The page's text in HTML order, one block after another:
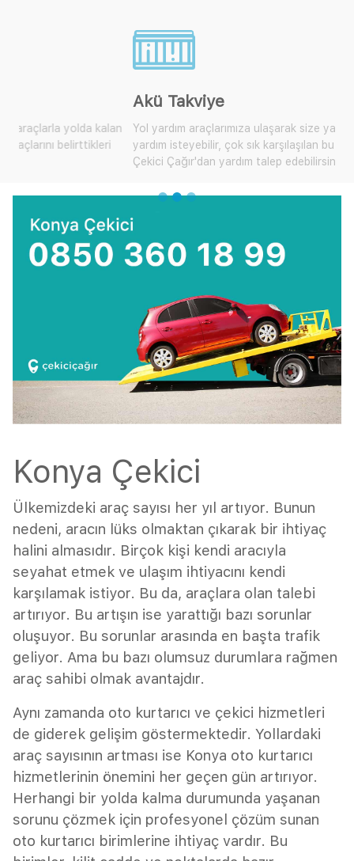
Yol yardım araçlarımıza ulaşarak size yakın olan mobil araçtan
yardım isteyebilir, çok sık karşılaşılan bu durum için artık
Çekici Çağır'dan yardım talep edebilirsiniz.
Konya Çekici
Ülkemizdeki araç sayısı her yıl artıyor. Bunun
nedeni, aracın lüks olmaktan çıkarak bir ihtiyaç
halini almasıdır. Birçok kişi kendi aracıyla
seyahat etmek ve ulaşım ihtiyacını kendi
karşılamak istiyor. Bu da, araçlara olan talebi
artırıyor. Bu artışın ise yarattığı bazı sorunlar
oluşuyor. Bu sorunlar arasında en başta trafik
geliyor. Ama bu bazı olumsuz durumlara rağmen
araç sahibi olmak avantajdır.
Aynı zamanda oto kurtarıcı ve çekici hizmetleri
de giderek gelişim göstermektedir. Yollardaki
araç sayısının artması ise Konya oto kurtarıcı
hizmetlerinin önemini her geçen gün artırıyor.
Herhangi bir yolda kalma durumunda yaşanan
sorunu çözmek için profesyonel çözüm sunan
oto kurtarıcı birimlerine ihtiyaç vardır. Bu